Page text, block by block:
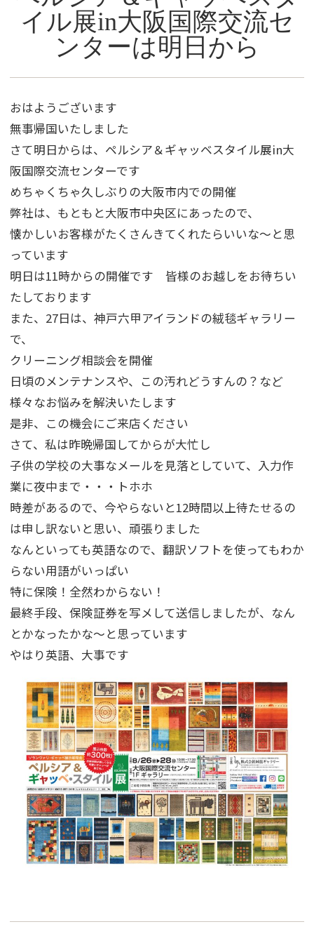
イル展in大阪国際交流セ
ンターは明日から
おはようございます
無事帰国いたしました
さて明日からは、ペルシア＆ギャッベスタイル展in大
阪国際交流センターです
めちゃくちゃ久しぶりの大阪市内での開催
弊社は、もともと大阪市中央区にあったので、
懐かしいお客様がたくさんきてくれたらいいな～と思
っています
明日は11時からの開催です 皆様のお越しをお待ちい
たしております
また、27日は、神戸六甲アイランドの絨毯ギャラリー
で、
クリーニング相談会を開催
日頃のメンテナンスや、この汚れどうすんの？など
様々なお悩みを解決いたします
是非、この機会にご来店ください
さて、私は昨晩帰国してからが大忙し
子供の学校の大事なメールを見落としていて、入力作
業に夜中まで・・・トホホ
時差があるので、今やらないと12時間以上待たせるの
は申し訳ないと思い、頑張りました
なんといっても英語なので、翻訳ソフトを使ってもわか
らない用語がいっぱい
特に保険！全然わからない！
最終手段、保険証券を写メして送信しましたが、なん
とかなったかな～と思っています
やはり英語、大事です